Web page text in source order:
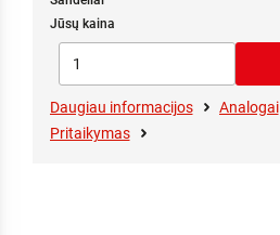
Jūsų kaina
Daugiau informacijos Analogai
Pritaikymas